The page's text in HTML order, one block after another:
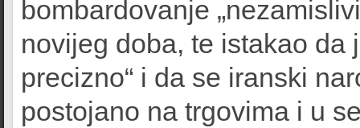
bombardovanje
novijeg doba, te istakao da
precizno“ i da se iranski
postojano na trgovima i u